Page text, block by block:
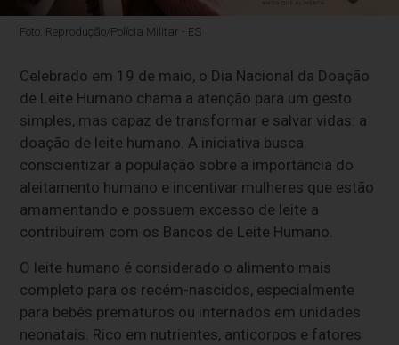
Foto: Reprodução/Polícia Militar - ES
Celebrado em 19 de maio, o Dia Nacional da Doação
de Leite Humano chama a atenção para um gesto
simples, mas capaz de transformar e salvar vidas: a
doação de leite humano. A iniciativa busca
conscientizar a população sobre a importância do
aleitamento humano e incentivar mulheres que estão
amamentando e possuem excesso de leite a
contribuírem com os Bancos de Leite Humano.
O leite humano é considerado o alimento mais
completo para os recém-nascidos, especialmente
para bebês prematuros ou internados em unidades
neonatais. Rico em nutrientes, anticorpos e fatores